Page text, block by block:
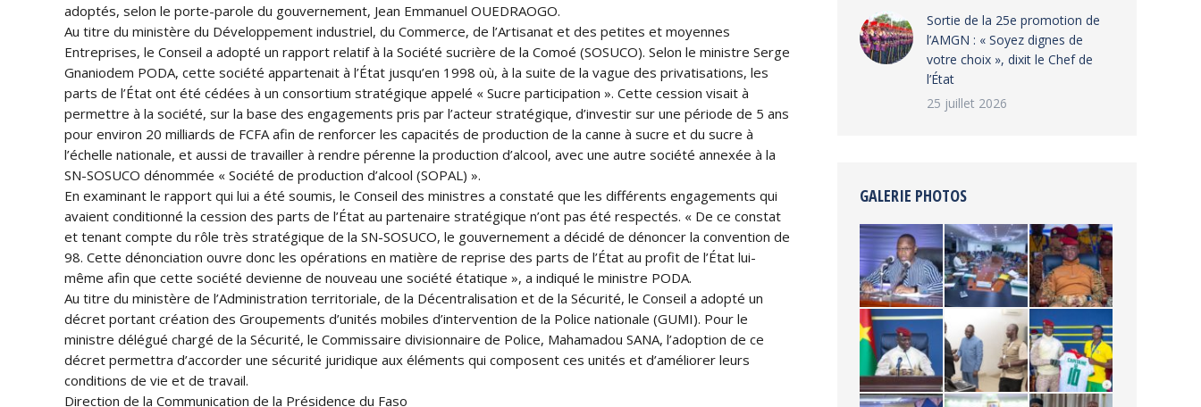
adoptés, selon le porte-parole du gouvernement, Jean Emmanuel OUEDRAOGO.
Au titre du ministère du Développement industriel, du Commerce, de l’Artisanat et des petites et moyennes
Entreprises, le Conseil a adopté un rapport relatif à la Société sucrière de la Comoé (SOSUCO). Selon le ministre Serge
Gnaniodem PODA, cette société appartenait à l’État jusqu’en 1998 où, à la suite de la vague des privatisations, les
parts de l’État ont été cédées à un consortium stratégique appelé « Sucre participation ». Cette cession visait à
permettre à la société, sur la base des engagements pris par l’acteur stratégique, d’investir sur une période de 5 ans
pour environ 20 milliards de FCFA afin de renforcer les capacités de production de la canne à sucre et du sucre à
l’échelle nationale, et aussi de travailler à rendre pérenne la production d’alcool, avec une autre société annexée à la
SN-SOSUCO dénommée « Société de production d’alcool (SOPAL) ».
En examinant le rapport qui lui a été soumis, le Conseil des ministres a constaté que les différents engagements qui
avaient conditionné la cession des parts de l’État au partenaire stratégique n’ont pas été respectés. « De ce constat
et tenant compte du rôle très stratégique de la SN-SOSUCO, le gouvernement a décidé de dénoncer la convention de
98. Cette dénonciation ouvre donc les opérations en matière de reprise des parts de l’État au profit de l’État lui-
même afin que cette société devienne de nouveau une société étatique », a indiqué le ministre PODA.
Au titre du ministère de l’Administration territoriale, de la Décentralisation et de la Sécurité, le Conseil a adopté un
décret portant création des Groupements d’unités mobiles d’intervention de la Police nationale (GUMI). Pour le
ministre délégué chargé de la Sécurité, le Commissaire divisionnaire de Police, Mahamadou SANA, l’adoption de ce
décret permettra d’accorder une sécurité juridique aux éléments qui composent ces unités et d’améliorer leurs
conditions de vie et de travail.
Direction de la Communication de la Présidence du Faso
‎Sortie de la 25e promotion de
l’AMGN : « Soyez dignes de
votre choix », dixit le Chef de
l’État
25 juillet 2026
GALERIE PHOTOS